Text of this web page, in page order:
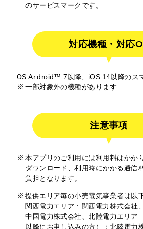
のサービスマークです。
対応機種・対応
OS Android™ 7以降、iOS 14以降のス
一部対象外の機種があります
注意事項
本アプリのご利用には利用料はかか
ダウンロード、利用時にかかる通信
負担となります。
提供エリア毎の小売電気事業者は以
関西電力エリア：関西電力株式会社
中国電力株式会社、北陸電力エリア
以降にお申し込みの方）：北陸電力